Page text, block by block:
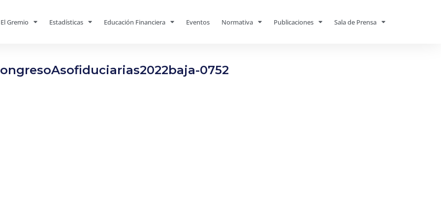
El Gremio Estadísticas Educación Financiera Eventos Normativa Publicaciones Sala de Prensa
0752